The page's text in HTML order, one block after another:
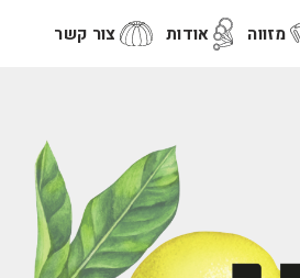
מזווה אודות צור קשר